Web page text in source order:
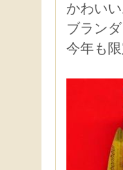
かわい
ブラン
今年も